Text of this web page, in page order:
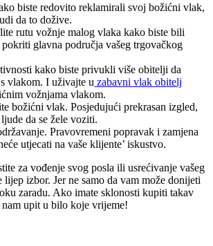
biste redovito reklamirali svoj božićni vlak,
da to dožive.
rutu vožnje malog vlaka kako biste bili
glavna područja vašeg trgovačkog
kako biste privukli više obitelji da
vlakom. I uživajte u zabavni vlak obitelj
vožnjama vlakom.
božićni vlak. Posjedujući prekrasan izgled,
da se žele voziti.
Pravovremeni popravak i zamjena
utjecati na vaše klijente’ iskustvo.
za vođenje svog posla ili usrećivanje vašeg
izbor. Jer ne samo da vam može donijeti
zaradu. Ako imate sklonosti kupiti takav
upit u bilo koje vrijeme!